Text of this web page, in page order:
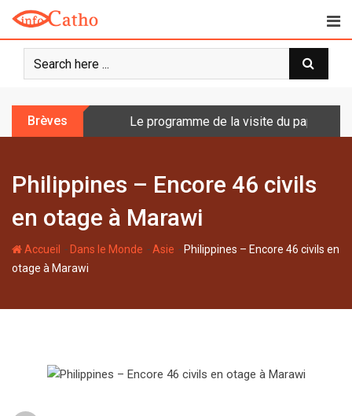
o
Brèves Le programme de la visite du pape en
Philippines – Encore 46 civils
en otage à Marawi
Accueil - Dans le Monde -Asie - Philippines – Encore 46 civils en
otage à Marawi